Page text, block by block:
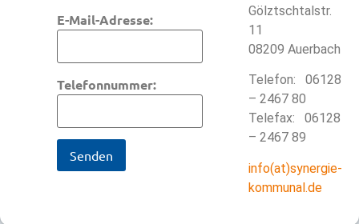
E-Mail-Adresse:
Telefonnummer:
Gölztschtalstr.
11
08209 Auerbach
Telefon: 06128
– 2467 80
Telefax: 06128
– 2467 89
info(at)synergie-
kommunal.de